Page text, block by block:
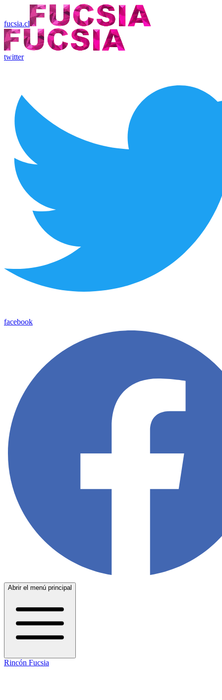
fucsia.cl
twitter
facebook
Abrir el menú principal
Rincón Fucsia